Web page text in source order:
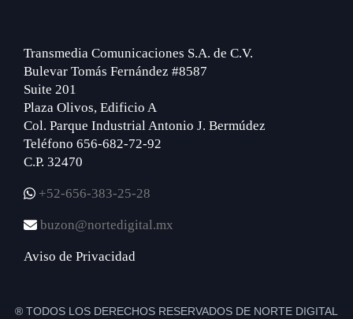
Transmedia Comunicaciones S.A. de C.V.
Bulevar Tomás Fernández #8587
Suite 201
Plaza Olivos, Edificio A
Col. Parque Industrial Antonio J. Bermúdez
Teléfono 656-682-72-92
C.P. 32470
+52-656-383-25-28
buzon@nortedigital.mx
Aviso de Privacidad
® TODOS LOS DERECHOS RESERVADOS DE NORTE DIGITAL